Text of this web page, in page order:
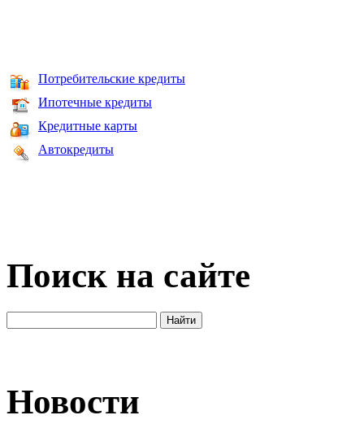
Потребительские кредиты
Ипотечные кредиты
Кредитные карты
Автокредиты
Поиск на сайте
Новости